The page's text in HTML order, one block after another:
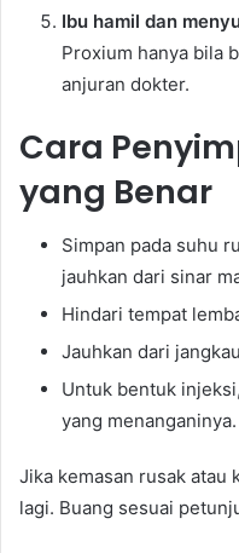
Ibu hamil dan
Proxium hanya bila
anjuran dokter.
Cara
yang Benar
Simpan pada suhu
jauhkan dari sinar
Hindari tempat
Jauhkan dari
Untuk bentuk
yang menanganinya.
Jika kemasan rusak atau
lagi. Buang sesuai